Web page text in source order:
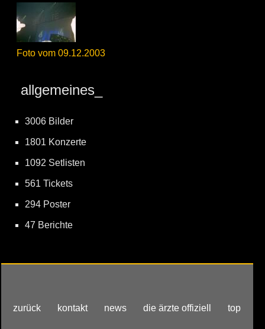
Foto vom 09.12.2003
allgemeines_
3006 Bilder
1801 Konzerte
1092 Setlisten
561 Tickets
294 Poster
47 Berichte
zurück kontakt news die ärzte offiziell top